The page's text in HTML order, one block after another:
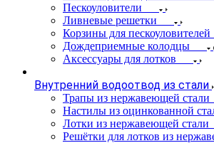
Пескоуловители
Ливневые решетки
Корзины для пескоуловителей
Дождеприемные колодцы
Аксессуары для лотков
Внутренний водоотвод из стали
Трапы из нержавеющей стали
Настилы из оцинкованной
Лотки из нержавеющей стали
Решётки для лотков из